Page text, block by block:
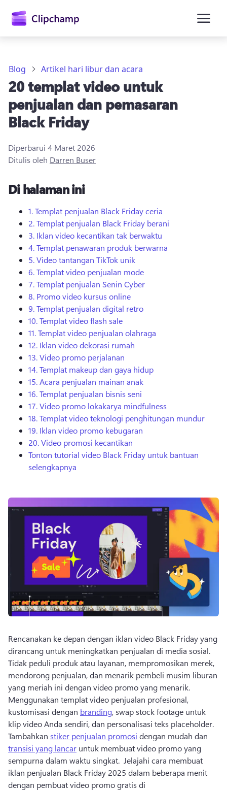
utama
Masuk
Blog Artikel hari libur dan acara
20 templat video untuk
penjualan dan pemasaran
Black Friday
Diperbarui 4 Maret 2026
Ditulis oleh Darren Buser
Di halaman ini
1. Templat penjualan Black Friday ceria
2. Templat penjualan Black Friday berani
3. Iklan video kecantikan tak berwaktu
4. Templat penawaran produk berwarna
5. Video tantangan TikTok unik
6. Templat video penjualan mode
7. Templat penjualan Senin Cyber
8. Promo video kursus online
9. Templat penjualan digital retro
10. Templat video flash sale
11. Templat video penjualan olahraga
12. Iklan video dekorasi rumah
13. Video promo perjalanan
14. Templat makeup dan gaya hidup
15. Acara penjualan mainan anak
16. Templat penjualan bisnis seni
17. Video promo lokakarya mindfulness
18. Templat video teknologi penghitungan mundur
19. Iklan video promo kebugaran
20. Video promosi kecantikan
Tonton tutorial video Black Friday untuk bantuan
selengkapnya
Rencanakan ke depan dengan iklan video Black Friday yang
dirancang untuk meningkatkan penjualan di media sosial.
Tidak peduli produk atau layanan, mempromosikan merek,
mendorong penjualan, dan menarik pembeli musim liburan
yang meriah ini dengan video promo yang menarik.
Menggunakan templat video penjualan profesional,
kustomisasi dengan branding, swap stock footage untuk
klip video Anda sendiri, dan personalisasi teks placeholder.
Tambahkan stiker penjualan promosi dengan mudah dan
transisi yang lancar untuk membuat video promo yang
sempurna dalam waktu singkat.  Jelajahi cara membuat
iklan penjualan Black Friday 2025 dalam beberapa menit
dengan pembuat video promo gratis di